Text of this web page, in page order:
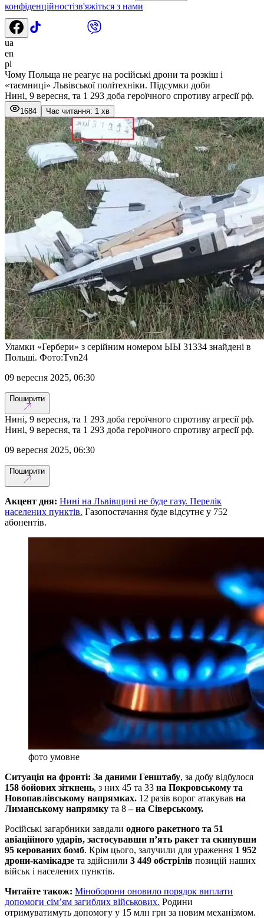
конфіденційностізв'яжіться з нами
ua
en
pl
Чому Польща не реагує на російські дрони та розкіш і
«таємниці» Львівської політехніки. Підсумки доби
Нині, 9 вересня, та 1 293 доба героїчного спротиву агресії рф.
1684 Час читання: 1 хв
Уламки «Гербери» з серійним номером ЫЫ 31334 знайдені в
Польші. Фото:Tvn24
09 вересня 2025, 06:30
Поширити
Нині, 9 вересня, та 1 293 доба героїчного спротиву агресії рф.
Нині, 9 вересня, та 1 293 доба героїчного спротиву агресії рф.
09 вересня 2025, 06:30
Поширити
Акцент дня: Нині на Львівщині не буде газу. Перелік
населених пунктів. Газопостачання буде відсутнє у 752
абонентів.
фото умовне
Ситуація на фронті: За даними Генштабу, за добу відбулося
158 бойових зіткнень, з них 45 та 33 на Покровському та
Новопавлівському напрямках. 12 разів ворог атакував на
Лиманському напрямку та 8– на Сіверському.
Російські загарбники завдали одного ракетного та 51
авіаційного ударів, застосувавши п’ять ракет та скинувши
95 керованих бомб. Крім цього, залучили для ураження 1 952
дрони-камікадзе та здійснили 3 449 обстрілів позицій наших
військ і населених пунктів.
Читайте також: Міноборони оновило порядок виплати
допомоги сім’ям загиблих військових. Родини
отримуватимуть допомогу у 15 млн грн за новим механізмом.